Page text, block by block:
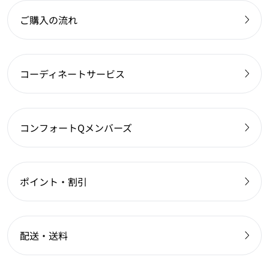
ご購入の流れ
コーディネートサービス
コンフォートQメンバーズ
ポイント・割引
配送・送料